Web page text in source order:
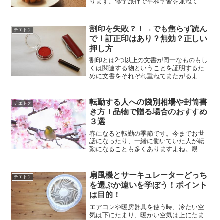
おきたいところですね。その他色々いき
たいところは見つかります...
チエトク
割印を失敗？！→でも焦らず読ん
で！訂正印はあり？無効？正しい
押し方
割印とは2つ以上の文書が同一なものもし
くは関連する物ということを証明するた
めに文書をそれぞれ重ねてまたがるよう
てしまった！なんて時に予備が用意でき
なかったら相手に失礼で...
チエトク
転勤する人への餞別相場や封筒書
き方！品物で贈る場合のおすすめ
３選
春になると転勤の季節です。今までお世
話になったり、一緒に働いていた人が転
勤になることも多くありますよね。親し
れまでの感謝の気持ちを伝えるために餞
別を渡さないと、と思って...
チエトク
扇風機とサーキュレーターどっち
を選ぶか違いを学ぼう！ポイント
は目的！
エアコンや暖房器具を使う時、冷たい空
気は下にたまり、暖かい空気は上にたま